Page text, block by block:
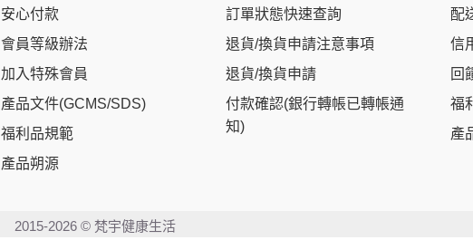
安心付款
會員等級辦法
加入特殊會員
產品文件(GCMS/SDS)
福利品規範
產品朔源
訂單狀態快速查詢
退貨/換貨申請注意事項
退貨/換貨申請
付款確認(銀行轉帳已轉帳通
知)
配
信
回
福
產
2015-2026 © 梵宇健康生活